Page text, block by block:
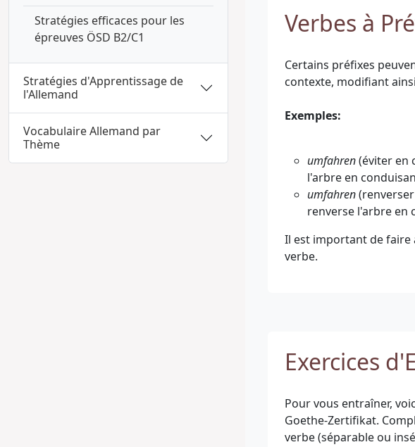
Stratégies efficaces pour les
épreuves ÖSD B2/C1
Stratégies d'Apprentissage de
l'Allemand
Vocabulaire Allemand par
Thème
Verbes à
Certains préfixes
contexte, modifiant
Exemples:
umfahren(éviter en
l'arbre en
umfahren
renverse l'arbre en
Il est important de faire
verbe.
Exercices
Pour vous entraîner,
Goethe-Zertifikat.
verbe (séparable ou